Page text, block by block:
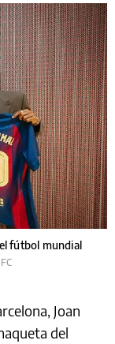
fútbol mundial
Joan
del